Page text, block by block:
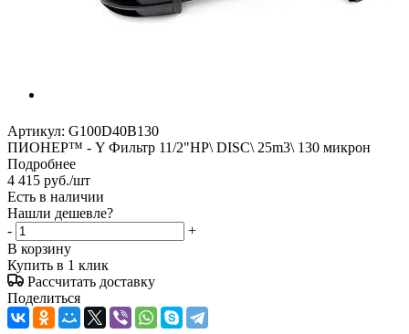
Артикул: G100D40B130
ПИОНЕР™ - Y Фильтр 11/2"НР\ DISC\ 25m3\ 130 микрон
Подробнее
4 415 руб./шт
Есть в наличии
Нашли дешевле?
-
+
В корзину
Купить в 1 клик
Рассчитать доставку
Поделиться